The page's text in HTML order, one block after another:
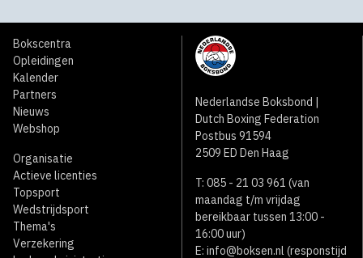
Bokscentra
Opleidingen
Kalender
Partners
Nieuws
Webshop
Organisatie
Actieve licenties
Topsport
Wedstrijdsport
Thema's
Verzekering
Nederlandse Boksbond |
Dutch Boxing Federation
Postbus 91594
2509 ED Den Haag
T: 085 - 21 03 961 (van
maandag t/m vrijdag
bereikbaar tussen 13:00 -
16:00 uur)
E: info@boksen.nl (responstijd